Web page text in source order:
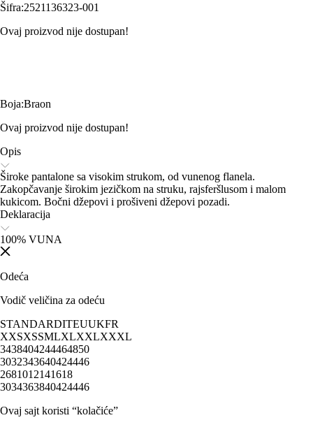
Šifra:2521136323-001
Ovaj proizvod nije dostupan!
Boja:Braon
Ovaj proizvod nije dostupan!
Opis
Široke pantalone sa visokim strukom, od vunenog flanela.
Zakopčavanje širokim jezičkom na struku, rajsferšlusom i malom
kukicom. Bočni džepovi i prošiveni džepovi pozadi.
Deklaracija
100% VUNA
Odeća
Vodič veličina za odeću
STANDARDITEUUKFR
XXSXSSMLXLXXLXXXL
3438404244464850
3032343640424446
2681012141618
3034363840424446
Ovaj sajt koristi “kolačiće”